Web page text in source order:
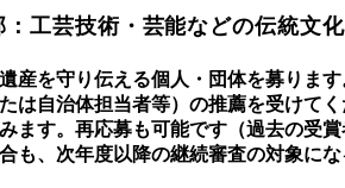
：工芸技術・芸能などの伝統文
産を守り伝える個人・団体を募ります
は自治体担当者等）の推薦を受けてく
ます。再応募も可能です（過去の受賞
も、次年度以降の継続審査の対象にな